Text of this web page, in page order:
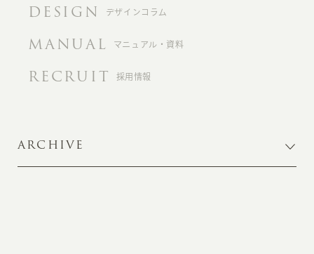
DESIGN デザインコラム
MANUAL マニュアル・資料
RECRUIT 採用情報
ARCHIVE